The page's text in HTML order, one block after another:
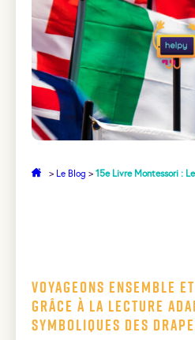
> Le Blog > 15e Livre Montessori :
Voyageons ensemble
grâce à la lecture
symboliques des